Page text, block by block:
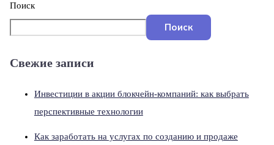
Поиск
Поиск
Свежие записи
Инвестиции в акции блокчейн-компаний: как выбрать
перспективные технологии
Как заработать на услугах по созданию и продаже